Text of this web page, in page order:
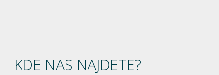
KDE NAS NAJDETE?